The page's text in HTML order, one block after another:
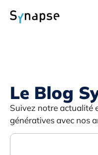
Le Blog
Suivez notre actualité
génératives avec nos